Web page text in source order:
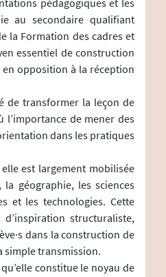
au secondaire qualifiant
la Formation des cadres et
essentiel de construction
opposition à la réception
de transformer la leçon de
l’importance de mener des
dans les pratiques
est largement mobilisée
géographie, les sciences
et les technologies. Cette
structuraliste,
dans la construction de
simple transmission.
constitue le noyau de